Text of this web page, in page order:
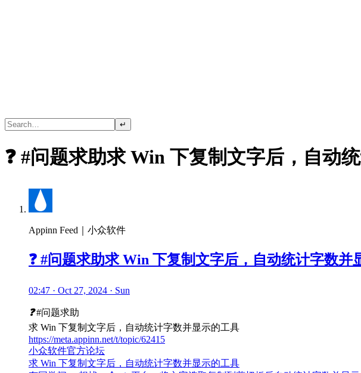
↵
❓ #问题求助求 Win 下复制文字后，自动
Appinn Feed｜小众软件
❓ #问题求助求 Win 下复制文字后，自动统计字数并
02:47 · Oct 27, 2024 · Sun
❓#问题求助
求 Win 下复制文字后，自动统计字数并显示的工具
https://meta.appinn.net/t/topic/62415
小众软件官方论坛
求 Win 下复制文字后，自动统计字数并显示的工具